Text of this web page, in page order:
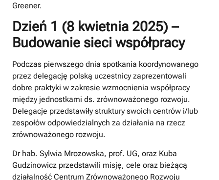
Greener.
Dzień 1 (8 kwietnia 2025) –
Budowanie sieci współpracy
Podczas pierwszego dnia spotkania koordynowanego
przez delegację polską uczestnicy zaprezentowali
dobre praktyki w zakresie wzmocnienia współpracy
między jednostkami ds. zrównoważonego rozwoju.
Delegacje przedstawiły struktury swoich centrów i/lub
zespołów odpowiedzialnych za działania na rzecz
zrównoważonego rozwoju.
Dr hab. Sylwia Mrozowska, prof. UG, oraz Kuba
Gudzinowicz przedstawili misję, cele oraz bieżącą
działalność Centrum Zrównoważonego Rozwoju